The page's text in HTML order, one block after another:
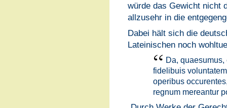
würde das Gewicht nicht
allzusehr in die
Dabei hält sich die
Lateinischen noch
Da,
fidelibuis
operibus
regnum mereantur